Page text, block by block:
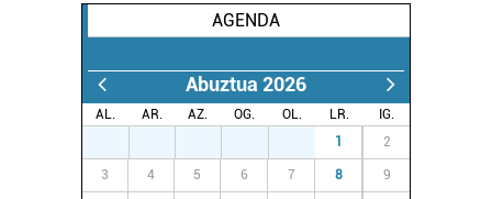
AGENDA
Abuztua 2026
AL. AR. AZ. OG. OL. LR.
IG.
1 2
3 4 5 6 7 8 9